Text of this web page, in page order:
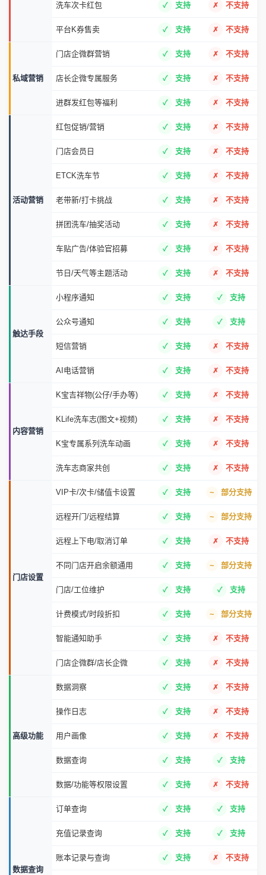
洗车次卡红包 支持 不支持
平台K券售卖 支持 不支持
私域营销
门店企微群营销 支持 不支持
店长企微专属服务 支持 不支持
进群发红包等福利 支持 不支持
活动营销
红包促销/营销 支持 不支持
门店会员日 支持 不支持
ETCK洗车节 支持 不支持
老带新/打卡挑战 支持 不支持
拼团洗车/抽奖活动 支持 不支持
车贴广告/体验官招募 支持 不支持
节日/天气等主题活动 支持 不支持
触达手段
小程序通知 支持 支持
公众号通知 支持 支持
短信营销 支持 不支持
AI电话营销 支持 不支持
内容营销
K宝吉祥物(公仔/手办等) 支持 不支持
KLife洗车志(图文+视频) 支持 不支持
K宝专属系列洗车动画 支持 不支持
洗车志商家共创 支持 不支持
门店设置
VIP卡/次卡/储值卡设置 支持 部分支持
远程开门/远程结算 支持 部分支持
远程上下电/取消订单 支持 不支持
不同门店开启余额通用 支持 部分支持
门店/工位维护 支持 支持
计费模式/时段折扣 支持 部分支持
智能通知助手 支持 不支持
门店企微群/店长企微 支持 不支持
高级功能
数据洞察 支持 不支持
操作日志 支持 不支持
用户画像 支持 不支持
数据查询 支持 支持
数据/功能等权限设置 支持 不支持
数据查询
订单查询 支持 支持
充值记录查询 支持 支持
账本记录与查询 支持 不支持